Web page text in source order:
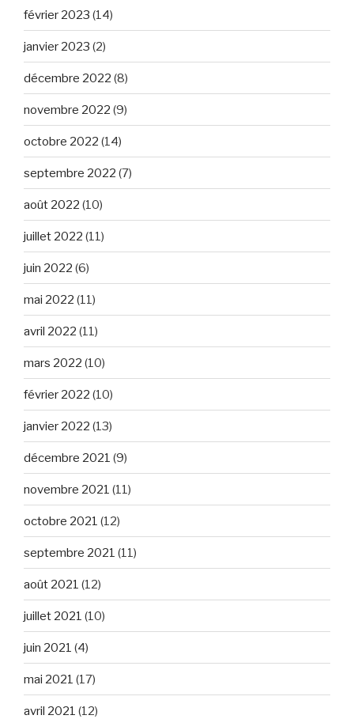
février 2023 (14)
janvier 2023 (2)
décembre 2022 (8)
novembre 2022 (9)
octobre 2022 (14)
septembre 2022 (7)
août 2022 (10)
juillet 2022 (11)
juin 2022 (6)
mai 2022 (11)
avril 2022 (11)
mars 2022 (10)
février 2022 (10)
janvier 2022 (13)
décembre 2021 (9)
novembre 2021 (11)
octobre 2021 (12)
septembre 2021 (11)
août 2021 (12)
juillet 2021 (10)
juin 2021 (4)
mai 2021 (17)
avril 2021 (12)